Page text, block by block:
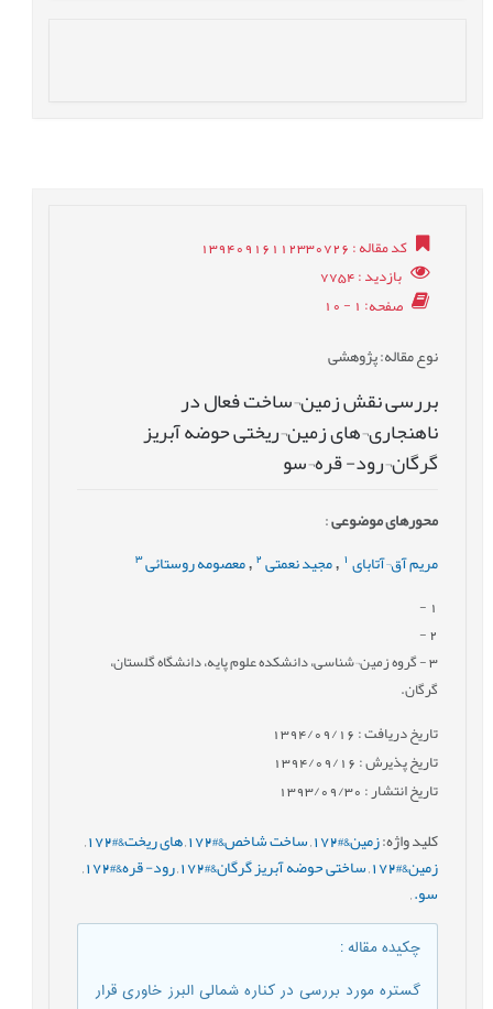
کد مقاله: 13940916112330726
بازدید: 7754
صفحه: 1 - 10
نوع مقاله: پژوهشی
بررسی نقش زمین¬ساخت فعال در
ناهنجاری¬های زمین¬ریختی حوضه آبریز
گرگان¬رود- قره¬سو
محورهای موضوعی:
مریم آق¬آتابای , مجید نعمتی 2
, معصومه روستائی 3
-
2
-
3- گروه زمین¬شناسی، دانشکده علوم پایه، دانشگاه گلستان،
گرگان.
تاریخ دریافت : 1394/09/16
تاریخ پذیرش : 1394/09/16
تاریخ انتشار : 1393/09/30
کلید واژه:زمین&#172 ,ساخت شاخص&#172 ,های ریخت&#172
,
زمین&#172
,ساختی حوضه آبریز گرگان&#172 ,رود- قره&#172
,
سو.,
چکیده مقاله:
گستره مورد بررسی در کناره شمالی البرز خاوری قرار